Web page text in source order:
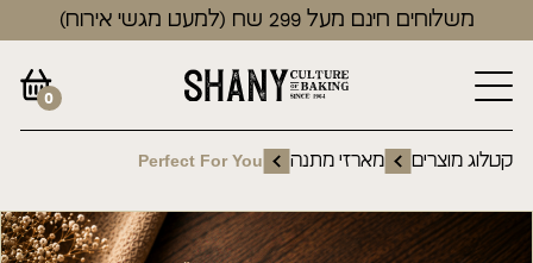
משלוחים חינם מעל 299 שח (למעט מגשי אירוח)
0
קטלוג מוצרים מארזי מתנה Perfect For You